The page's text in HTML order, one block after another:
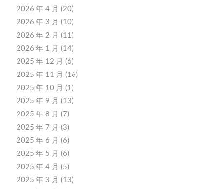
2026 年 4 月 (20)
2026 年 3 月 (10)
2026 年 2 月 (11)
2026 年 1 月 (14)
2025 年 12 月 (6)
2025 年 11 月 (16)
2025 年 10 月 (1)
2025 年 9 月 (13)
2025 年 8 月 (7)
2025 年 7 月 (3)
2025 年 6 月 (6)
2025 年 5 月 (6)
2025 年 4 月 (5)
2025 年 3 月 (13)